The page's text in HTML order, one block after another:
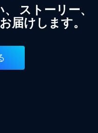
ストーリー、
届けします。